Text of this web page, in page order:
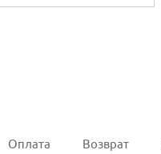
Оплата Возврат